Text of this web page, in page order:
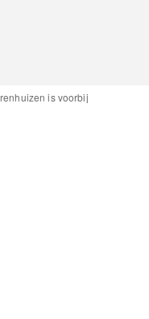
is voorbij